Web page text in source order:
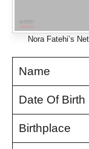
Nora Fatehi’s
Name
Date Of Birth
Birthplace